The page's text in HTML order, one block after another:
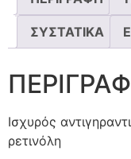
ΣΥΣΤΑΤΙΚΑ
Ισχυρός
ρετινόλη